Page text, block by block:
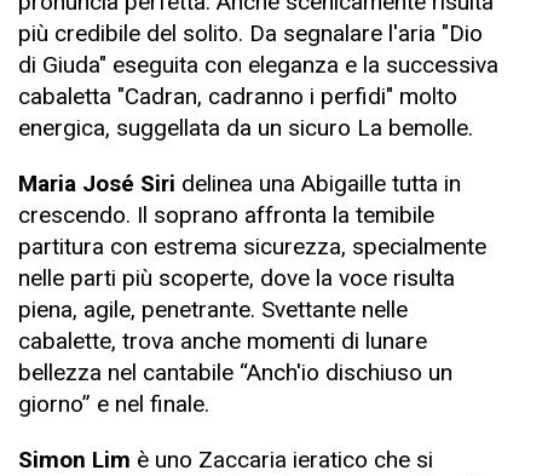
più credibile del solito. Da segnalare l'aria "Dio
di Giuda" eseguita con eleganza e la successiva
cabaletta "Cadran, cadranno i perfidi" molto
energica, suggellata da un sicuro La bemolle.
Maria José Siri delinea una Abigaille tutta in
crescendo. Il soprano affronta la temibile
partitura con estrema sicurezza, specialmente
nelle parti più scoperte, dove la voce risulta
piena, agile, penetrante. Svettante nelle
cabalette, trova anche momenti di lunare
bellezza nel cantabile “Anch'io dischiuso un
giorno” e nel finale.
Simon Lim è uno Zaccaria ieratico che si